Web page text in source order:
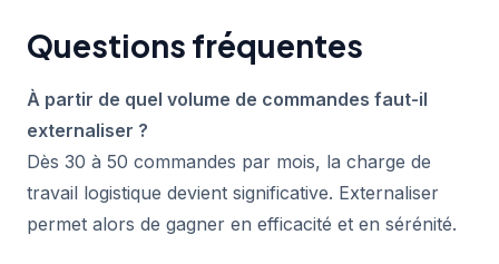
Questions fréquentes
À partir de quel volume de commandes faut-il
externaliser ?
Dès 30 à 50 commandes par mois, la charge de
travail logistique devient significative. Externaliser
permet alors de gagner en efficacité et en sérénité.